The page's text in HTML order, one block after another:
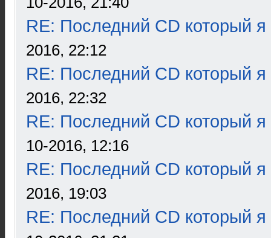
RE: Последний CD который я
2016, 22:12
RE: Последний CD который я
2016, 22:32
RE: Последний CD который я
10-2016, 12:16
RE: Последний CD который я
2016, 19:03
RE: Последний CD который я